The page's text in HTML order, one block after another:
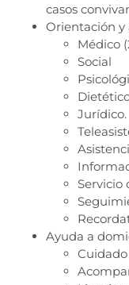
casos
Orientación y
Médico
Social
Jurídico.
Servicio
Ayuda a